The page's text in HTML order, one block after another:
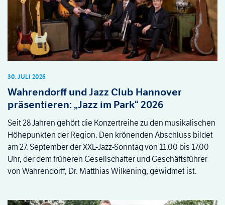
Wahrendorff und Jazz Club Hannover
präsentieren: „Jazz im Park“ 2026
30. JULI 2026
Seit 28 Jahren gehört die Konzertreihe zu den musikalischen
Höhepunkten der Region. Den krönenden Abschluss bildet
am 27. September der XXL-Jazz-Sonntag von 11.00 bis 17.00
Uhr, der dem früheren Gesellschafter und Geschäftsführer
von Wahrendorff, Dr. Matthias Wilkening, gewidmet ist.